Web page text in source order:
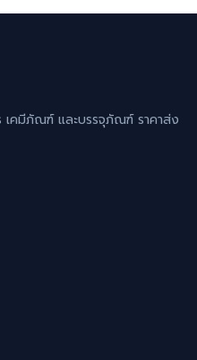
เคมีภัณฑ์ และบรรจุภัณฑ์ ราคาส่ง